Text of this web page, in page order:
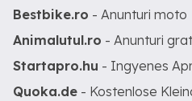
Bestbike.ro - Anunturi moto
Animalutul.ro - Anunturi
Startapro.hu - Ingyenes
Quoka.de - Kostenlose